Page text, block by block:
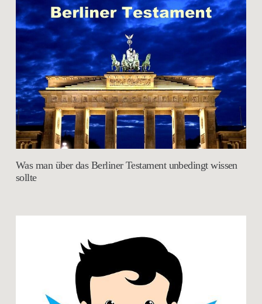
Was man über das Berliner Testament unbedingt wissen
sollte